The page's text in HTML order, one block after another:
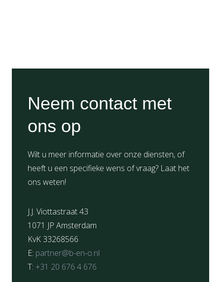
Neem contact met
ons op
Wilt u meer informatie over onze diensten, of
heeft u een specifieke wens of vraag? Laat het
ons weten!
J.J. Viottastraat 43
1071 JP Amsterdam
KvK 33268566
E: partner@b-en-o.nl
T: +31 20 676 4 676